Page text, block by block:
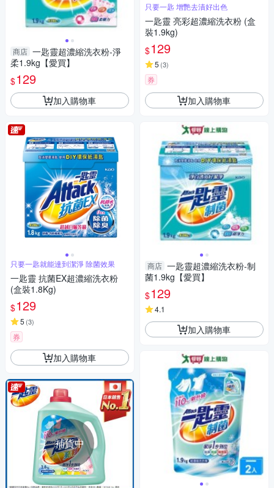
商店 一匙靈超濃縮洗衣粉-淨
柔1.9kg【愛買】
$129
加入購物車
只要一匙就能達到潔淨 除菌效果
一匙靈 抗菌EX超濃縮洗衣粉
(盒裝1.8Kg)
$129
5 (3)
券
加入購物車
補貨中
只要一匙 增艷去漬好出色
一匙靈 亮彩超濃縮洗衣粉 (盒
裝1.9kg)
$129
5 (3)
券
加入購物車
商店 一匙靈超濃縮洗衣粉-制
菌1.9kg【愛買】
$129
4.1
加入購物車